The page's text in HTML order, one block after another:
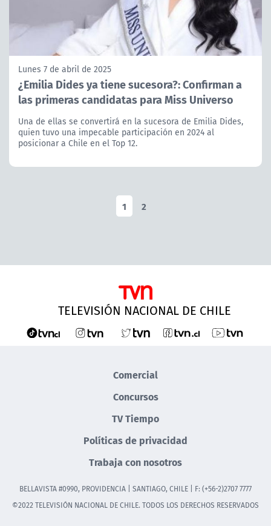
Lunes 7 de abril de 2025
¿Emilia Dides ya tiene sucesora?: Confirman a
las primeras candidatas para Miss Universo
Una de ellas se convertirá en la sucesora de Emilia Dides,
quien tuvo una impecable participación en 2024 al
posicionar a Chile en el Top 12.
1 2
TELEVISIÓN NACIONAL DE CHILE
Comercial
Concursos
TV Tiempo
Políticas de privacidad
Trabaja con nosotros
BELLAVISTA #0990, PROVIDENCIA | SANTIAGO, CHILE | F: (+56-2)2707 7777
©2022 TELEVISIÓN NACIONAL DE CHILE. TODOS LOS DERECHOS RESERVADOS